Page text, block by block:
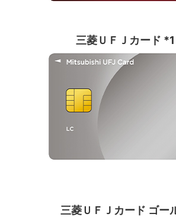
三菱ＵＦＪカード
三菱ＵＦＪカード ゴー